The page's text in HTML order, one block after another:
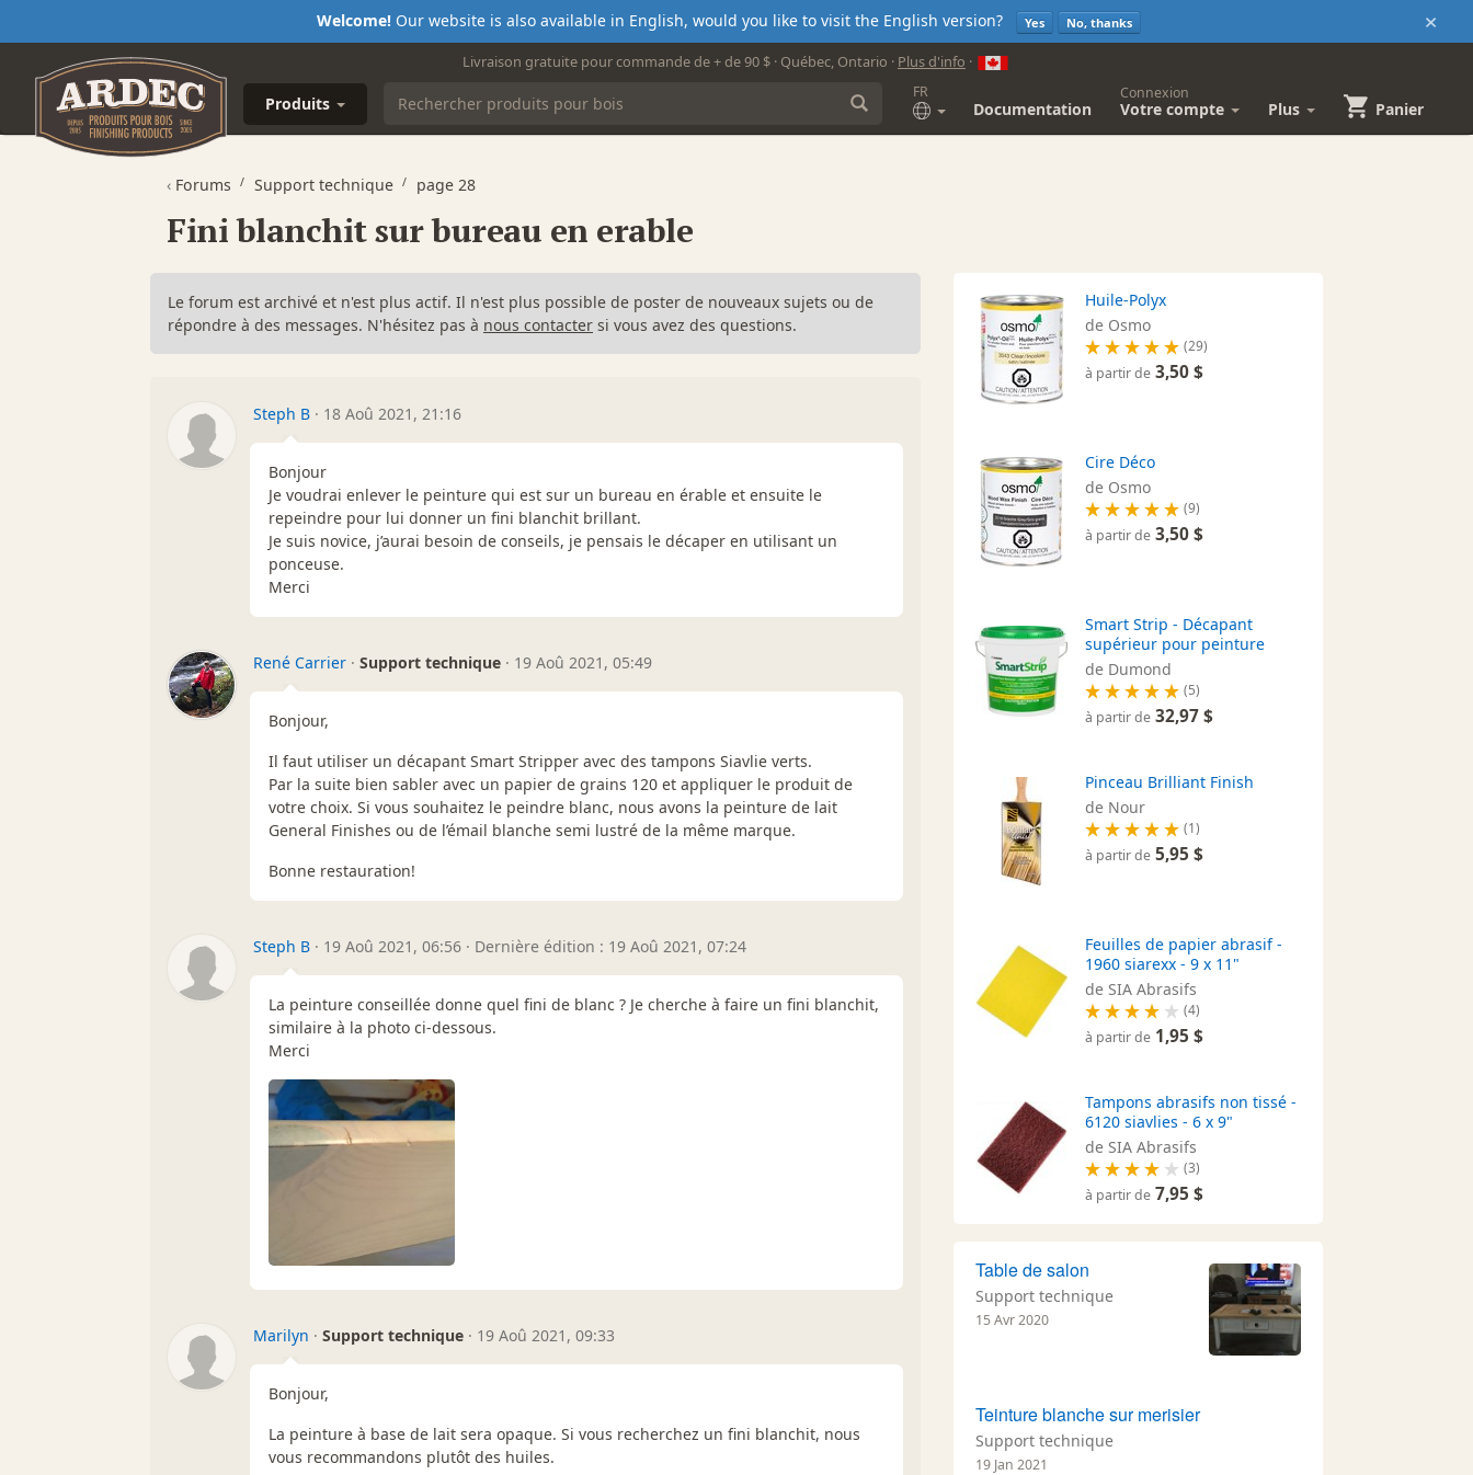
×
Welcome!Our website is also available in English, would you like to visit the English version? Yes No, thanks
Livraison gratuite pour commande de + de 90 $ · Québec, Ontario · Plus d'info ·
Produits
FR
Documentation
Connexion
Votre compte Plus Panier
‹ Forums Support technique page 28
Fini blanchit sur bureau en erable
Le forum est archivé et n'est plus actif. Il n'est plus possible de poster de nouveaux sujets ou de
répondre à des messages. N'hésitez pas à nous contacter si vous avez des questions.
Steph B · 18 Aoû 2021, 21:16
Bonjour
Je voudrai enlever le peinture qui est sur un bureau en érable et ensuite le
repeindre pour lui donner un fini blanchit brillant.
Je suis novice, j’aurai besoin de conseils, je pensais le décaper en utilisant un
ponceuse.
Merci
René Carrier · Support technique · 19 Aoû 2021, 05:49
Bonjour,
Il faut utiliser un décapant Smart Stripper avec des tampons Siavlie verts.
Par la suite bien sabler avec un papier de grains 120 et appliquer le produit de
votre choix. Si vous souhaitez le peindre blanc, nous avons la peinture de lait
General Finishes ou de l’émail blanche semi lustré de la même marque.
Bonne restauration!
Steph B · 19 Aoû 2021, 06:56 · Dernière édition : 19 Aoû 2021, 07:24
La peinture conseillée donne quel fini de blanc ? Je cherche à faire un fini blanchit,
similaire à la photo ci-dessous.
Merci
Marilyn · Support technique · 19 Aoû 2021, 09:33
Bonjour,
La peinture à base de lait sera opaque. Si vous recherchez un fini blanchit, nous
vous recommandons plutôt des huiles.
Huile-Polyx
de Osmo
(29)
à partir de 3,50 $
Cire Déco
de Osmo
(9)
à partir de 3,50 $
Smart Strip - Décapant
supérieur pour peinture
de Dumond
(5)
à partir de 32,97 $
Pinceau Brilliant Finish
de Nour
(1)
à partir de 5,95 $
Feuilles de papier abrasif -
1960 siarexx - 9 x 11"
de SIA Abrasifs
(4)
à partir de 1,95 $
Tampons abrasifs non tissé -
6120 siavlies - 6 x 9"
de SIA Abrasifs
(3)
à partir de 7,95 $
Table de salon
Support technique
15 Avr 2020
Teinture blanche sur merisier
Support technique
19 Jan 2021